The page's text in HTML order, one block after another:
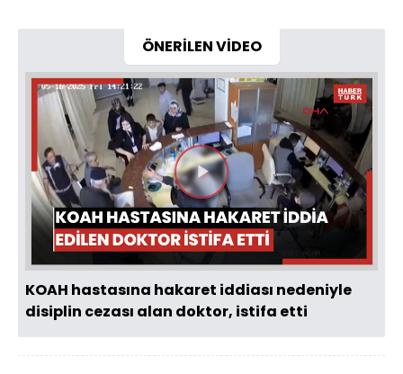
ÖNERİLEN VİDEO
Videoyu
Oynat
KOAH hastasına hakaret iddiası nedeniyle
disiplin cezası alan doktor, istifa etti